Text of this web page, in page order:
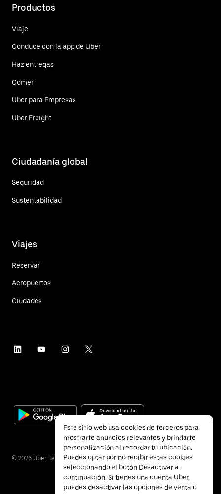
Productos
Viaje
Conduce con la app de Uber
Haz entregas
Comer
Uber para Empresas
Uber Freight
Ciudadanía global
Seguridad
Sustentabilidad
Viajes
Reservar
Aeropuertos
Ciudades
© 2026 Uber Technologies Inc.
Este sitio web usa cookies de terceros para
mostrarte anuncios relevantes y brindarte
personalización al recordar tu ubicación.
Puedes optar por no recibir estas cookies
seleccionando el botón Desactivar a
continuación. Si tienes una cuenta Uber,
puedes desactivar las opciones de venta o